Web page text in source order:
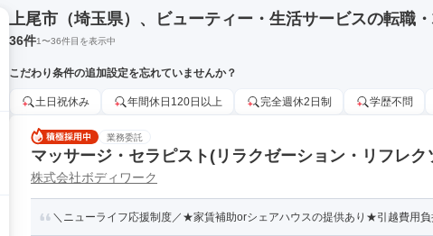
上尾市（埼玉県）、ビューティー・生活サービスの転職
36件1〜36件目を表示中
こだわり条件の追加設定を忘れていませんか？
土日祝休み 年間休日120日以上 完全週休2日制 学歴不問
業務委託
マッサージ・セラピスト(リラクゼーション・リフレク
株式会社ボディワーク
＼ニューライフ応援制度／★家賃補助orシェアハウスの提供あり★引越費用